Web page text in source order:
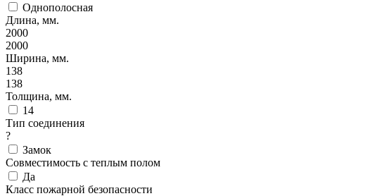
Однополосная
Длина, мм.
2000
2000
Ширина, мм.
138
138
Толщина, мм.
14
Тип соединения
?
Замок
Совместимость с теплым полом
Да
Класс пожарной безопасности